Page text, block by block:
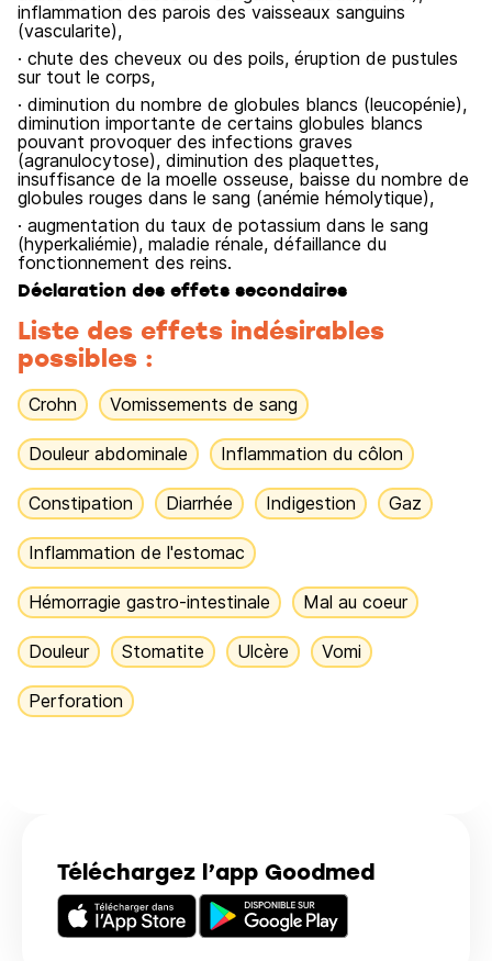
Téléchargez l’app Goodmed
inflammation des parois des vaisseaux sanguins
(vascularite),
· chute des cheveux ou des poils, éruption de pustules
sur tout le corps,
· diminution du nombre de globules blancs (leucopénie),
diminution importante de certains globules blancs
pouvant provoquer des infections graves
(agranulocytose), diminution des plaquettes,
insuffisance de la moelle osseuse, baisse du nombre de
globules rouges dans le sang (anémie hémolytique),
· augmentation du taux de potassium dans le sang
(hyperkaliémie), maladie rénale, défaillance du
fonctionnement des reins.
Déclaration des effets secondaires
Liste des effets indésirables
possibles :
Crohn Vomissements de sang
Douleur abdominale Inflammation du côlon
Constipation Diarrhée Indigestion Gaz
Inflammation de l'estomac
Hémorragie gastro-intestinale Mal au coeur
Douleur Stomatite Ulcère Vomi
Perforation